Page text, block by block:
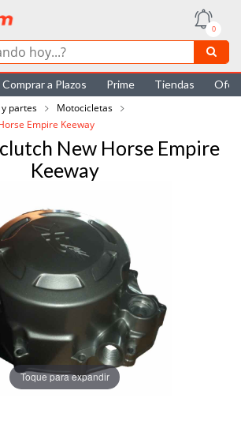
0
Comprar a Plazos Prime Tiendas
y partes
Motocicletas
Empire Keeway
New Horse Empire
Keeway
Toque para expandir